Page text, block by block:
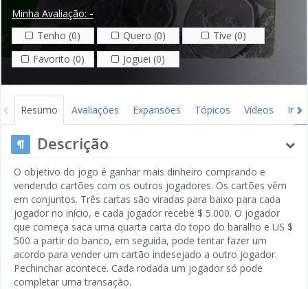
Minha Avaliação: -
Tenho (0)
Quero (0)
Tive (0)
Favorito (0)
Joguei (0)
Resumo Avaliações Expansões Tópicos Vídeos
Descrição
O objetivo do jogo é ganhar mais dinheiro comprando e
vendendo cartões com os outros jogadores. Os cartões vêm
em conjuntos. Três cartas são viradas para baixo para cada
jogador no início, e cada jogador recebe $ 5.000. O jogador
que começa saca uma quarta carta do topo do baralho e US $
500 a partir do banco, em seguida, pode tentar fazer um
acordo para vender um cartão indesejado a outro jogador.
Pechinchar acontece. Cada rodada um jogador só pode
completar uma transação.